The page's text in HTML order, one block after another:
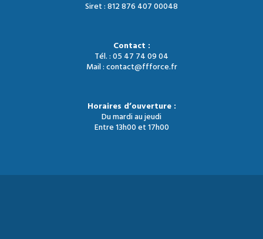
Siret : 812 876 407 00048
Contact :
Tél. : 05 47 74 09 04
Mail : contact@ffforce.fr
Horaires d’ouverture :
Du mardi au jeudi
Entre 13h00 et 17h00